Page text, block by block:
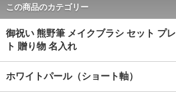
この商品のカテゴリー
御祝い 熊野筆 メイクブラシ セット プ
ト 贈り物 名入れ
ホワイトパール（ショート軸）